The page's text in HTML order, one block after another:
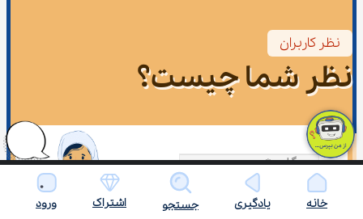
نظر کاربران
نظر شما چیست؟
این قسمت نباید خالی باشد
خانه یادگیری جستجو اشتراک ورود